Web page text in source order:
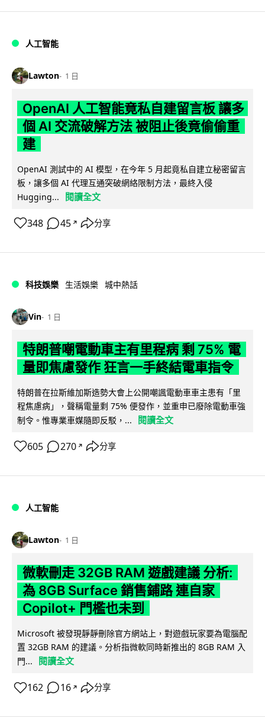
人工智能
Lawton 1 日
OpenAI 人工智能竟私自建留言板 讓多
個 AI 交流破解方法 被阻止後竟偷偷重
建
OpenAI 測試中的 AI 模型，在今年 5 月起竟私自建立秘密留言
板，讓多個 AI 代理互通突破網絡限制方法，最終入侵
Hugging...
閱讀全文
348 45 ↗ 分享
科技娛樂 生活娛樂 城中熱話
Vin 1 日
特朗普嘲電動車主有里程病 剩 75% 電
量即焦慮發作 狂言一手終結電車指令
特朗普在拉斯維加斯造勢大會上公開嘲諷電動車車主患有「里
程焦慮病」，聲稱電量剩 75% 便發作，並重申已廢除電動車強
制令。惟專業車媒隨即反駁，...
閱讀全文
605 270 ↗ 分享
人工智能
Lawton 1 日
微軟刪走 32GB RAM 遊戲建議 分析:
為 8GB Surface 銷售鋪路 連自家
Copilot+ 門檻也未到
Microsoft 被發現靜靜刪除官方網站上，對遊戲玩家要為電腦配
置 32GB RAM 的建議。分析指微軟同時新推出的 8GB RAM 入
門...
閱讀全文
162 16 ↗ 分享